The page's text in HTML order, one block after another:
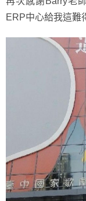
ERP中心給我這難